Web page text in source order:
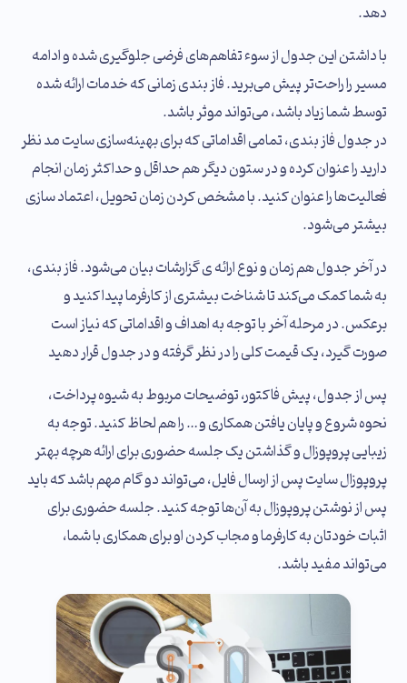
دهد.
با داشتن این جدول از سوء تفاهم‌های فرضی جلوگیری شده و ادامه
مسیر را راحت‌تر پیش می‌برید. فاز بندی زمانی که خدمات ارائه شده
توسط شما زیاد باشد، می‌تواند موثر باشد.
در جدول فاز بندی، تمامی اقداماتی که برای بهینه‌سازی سایت مد نظر
دارید را عنوان کرده و در ستون دیگر هم حداقل و حداکثر زمان انجام
فعالیت‌ها را عنوان کنید. با مشخص کردن زمان تحویل، اعتماد سازی
بیشتر می‌شود.
در آخر جدول هم زمان و نوع ارائه ی گزارشات بیان می‌شود. فاز بندی،
به شما کمک می‌کند تا شناخت بیشتری از کارفرما پیدا کنید و
برعکس. در مرحله آخر با توجه به اهداف و اقداماتی که نیاز است
صورت گیرد، یک قیمت کلی را در نظر گرفته و در جدول قرار دهید
پس از جدول، پیش فاکتور، توضیحات مربوط به شیوه پرداخت،
نحوه شروع و پایان یافتن همکاری و… را هم لحاظ کنید. توجه به
زیبایی پروپوزال و گذاشتن یک جلسه حضوری برای ارائه هرچه بهتر
پروپوزال سایت پس از ارسال فایل، می‌تواند دو گام مهم باشد که باید
پس از نوشتن پروپوزال به آن‌ها توجه کنید. جلسه حضوری برای
اثبات خودتان به کارفرما و مجاب کردن او برای همکاری با شما،
می‌تواند مفید باشد.